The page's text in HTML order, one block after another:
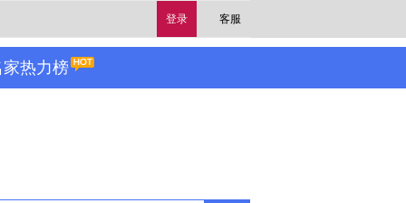
登录 客服
家热力榜